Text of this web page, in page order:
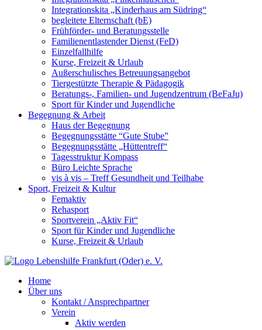
Integrationskita „Kinderhaus am Südring“
begleitete Elternschaft (bE)
Frühförder- und Beratungsstelle
Familienentlastender Dienst (FeD)
Einzelfallhilfe
Kurse, Freizeit & Urlaub
Außerschulisches Betreuungsangebot
Tiergestützte Therapie & Pädagogik
Beratungs-, Familien- und Jugendzentrum (BeFaJu)
Sport für Kinder und Jugendliche
Begegnung & Arbeit
Haus der Begegnung
Begegnungsstätte “Gute Stube”
Begegnungsstätte „Hüttentreff“
Tagesstruktur Kompass
Büro Leichte Sprache
vis à vis – Treff Gesundheit und Teilhabe
Sport, Freizeit & Kultur
Femaktiv
Rehasport
Sportverein „Aktiv Fit“
Sport für Kinder und Jugendliche
Kurse, Freizeit & Urlaub
Home
Über uns
Kontakt / Ansprechpartner
Verein
Aktiv werden